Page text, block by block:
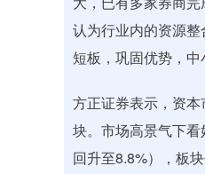
认为行业内的资源
短板，巩固优势，中
方正证券表示，资
块。市场高景气下
回升至8.8%），板